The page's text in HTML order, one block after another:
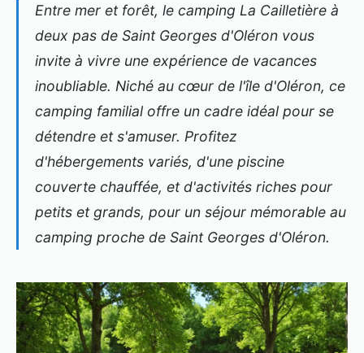
Entre mer et forêt, le camping La Cailletière à
deux pas de Saint Georges d'Oléron vous
invite à vivre une expérience de vacances
inoubliable. Niché au cœur de l'île d'Oléron, ce
camping familial offre un cadre idéal pour se
détendre et s'amuser. Profitez
d'hébergements variés, d'une piscine
couverte chauffée, et d'activités riches pour
petits et grands, pour un séjour mémorable au
camping proche de Saint Georges d'Oléron.